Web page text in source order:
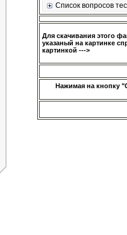
Список вопросов
Для скачивания этого
указаный на картинке
картинкой --->
Нажимая на кнопку